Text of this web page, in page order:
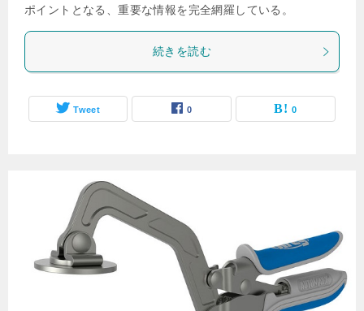
ポイントとなる、重要な情報を完全網羅している。
続きを読む
Tweet 0 0